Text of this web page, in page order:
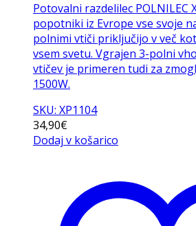
Potovalni razdelilec POLNILEC
popotniki iz Evrope vse svoje
polnimi vtiči priključijo v več
vsem svetu. Vgrajen 3-polni
vtičev je primeren tudi za
1500W.
SKU: XP1104
34,90€
Dodaj v košarico